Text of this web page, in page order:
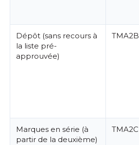
Dépôt (sans recours à
la liste pré-
approuvée)
TMA2B
Marques en série (à
partir de la deuxième)
TMA2C